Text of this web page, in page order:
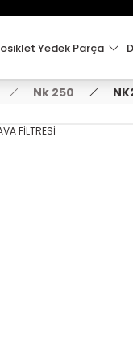
2000 TL
Yedek Parça
Nk 250